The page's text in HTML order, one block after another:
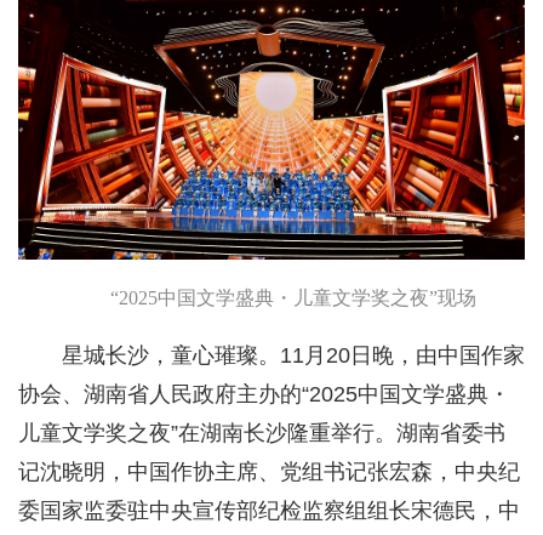
“2025中国文学盛典・儿童文学奖之夜”现场
星城长沙，童心璀璨。11月20日晚，由中国作家
协会、湖南省人民政府主办的“2025中国文学盛典・
儿童文学奖之夜”在湖南长沙隆重举行。湖南省委书
记沈晓明，中国作协主席、党组书记张宏森，中央纪
委国家监委驻中央宣传部纪检监察组组长宋德民，中